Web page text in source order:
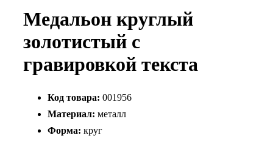
Медальон круглый
золотистый с
гравировкой текста
Код товара: 001956
Материал: металл
Форма: круг